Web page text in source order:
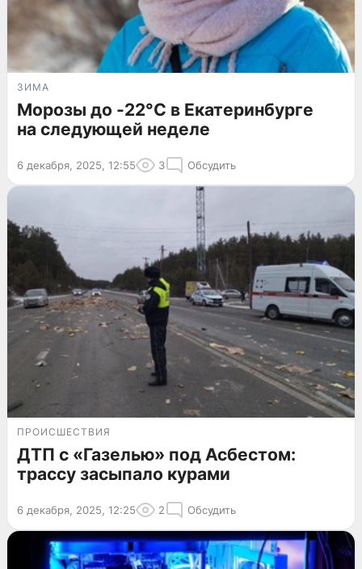
ЗИМА
Морозы до -22°C в Екатеринбурге
на следующей неделе
6 декабря, 2025, 12:55 3 Обсудить
ПРОИСШЕСТВИЯ
ДТП с «Газелью» под Асбестом:
трассу засыпало курами
6 декабря, 2025, 12:25 2 Обсудить